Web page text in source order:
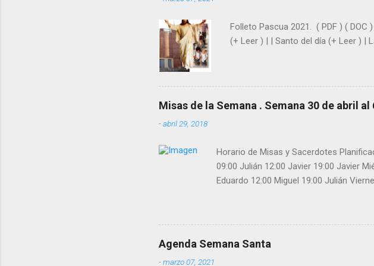
Folleto Pascua 2021. ( PDF ) ( DOC
(+ Leer ) | | Santo del día (+ Leer ) |
Misas de la Semana . Semana 30 de abril al
-abril 29, 2018
Horario de Misas y Sacerdotes
09:00 Julián 12:00 Javier 19:00 Javier
Eduardo 12:00 Miguel 19:00 Julián
Agenda Semana Santa
-marzo 07, 2021